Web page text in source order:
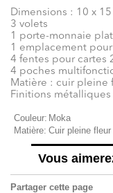
Dimensions : 10 x 15
3 volets
1 porte-monnaie plat
1 emplacement
4 fentes pour cartes
4 poches
Matière : cuir pleine
Finitions
Couleur: Moka
Matière: Cuir pleine
Vous
Partager cette page